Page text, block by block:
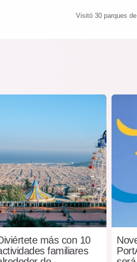
Visitó 30 parques de
más con 10
familiares